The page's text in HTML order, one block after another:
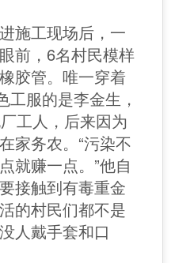
施工现场后，一
前，6名村民模样
胶管。唯一穿着
工服的是李金生，
工人，后来因为
家务农。“污染不
就赚一点。”他自
接触到有毒重金
的村民们都不是
人戴手套和口